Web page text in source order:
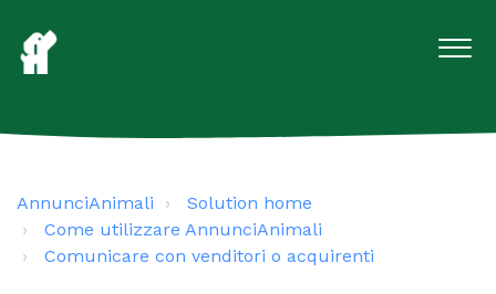
AnnunciAnimali
Solution home
Come utilizzare AnnunciAnimali
Comunicare con venditori o acquirenti